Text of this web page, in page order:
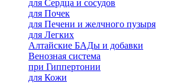
для Сердца и сосудов
для Почек
для Печени и желчного пузыря
для Легких
Алтайские БАДы и добавки
Венозная система
при Гиппертонии
для Кожи